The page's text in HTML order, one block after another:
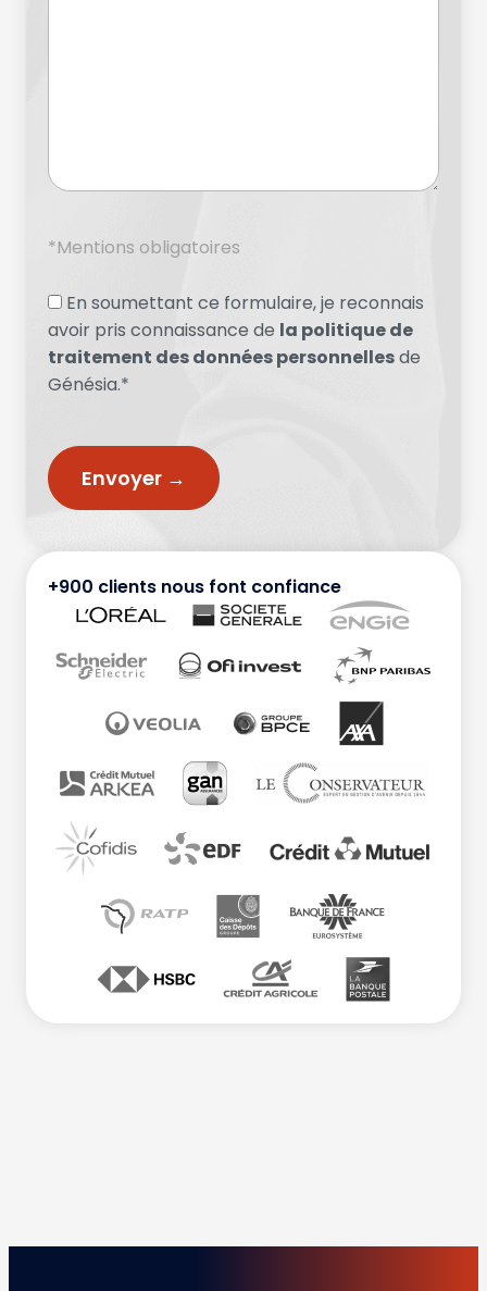
*Mentions obligatoires
En soumettant ce formulaire, je reconnais
avoir pris connaissance de la politique de
traitement des données personnellesde
Génésia.*
+900 clients nous font confiance